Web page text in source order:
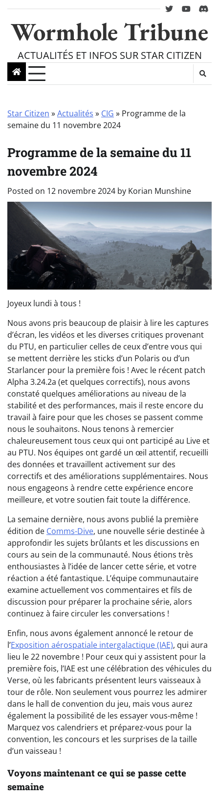
content
twitteryoutube
Wormhole Tribune
ACTUALITÉS ET INFOS SUR STAR CITIZEN
Star Citizen »Actualités » CIG » Programme de la
semaine du 11 novembre 2024
Programme de la semaine du 11
novembre 2024
Posted on 12 novembre 2024 by Korian Munshine
Joyeux lundi à tous !
Nous avons pris beaucoup de plaisir à lire les captures
d’écran, les vidéos et les diverses critiques provenant
du PTU, en particulier celles de ceux d’entre vous qui
se mettent derrière les sticks d’un Polaris ou d’un
Starlancer pour la première fois ! Avec le récent patch
Alpha 3.24.2a (et quelques correctifs), nous avons
constaté quelques améliorations au niveau de la
stabilité et des performances, mais il reste encore du
travail à faire pour que les choses se passent comme
nous le souhaitons. Nous tenons à remercier
chaleureusement tous ceux qui ont participé au Live et
au PTU. Nos équipes ont gardé un œil attentif, recueilli
des données et travaillent activement sur des
correctifs et des améliorations supplémentaires. Nous
nous engageons à rendre cette expérience encore
meilleure, et votre soutien fait toute la différence.
La semaine dernière, nous avons publié la première
édition de Comms-Dive, une nouvelle série destinée à
approfondir les sujets brûlants et les discussions en
cours au sein de la communauté. Nous étions très
enthousiastes à l’idée de lancer cette série, et votre
réaction a été fantastique. L’équipe communautaire
examine actuellement vos commentaires et fils de
discussion pour préparer la prochaine série, alors
continuez à faire circuler les conversations !
Enfin, nous avons également annoncé le retour de
l’Exposition aérospatiale intergalactique (IAE), qui aura
lieu le 22 novembre ! Pour ceux qui y assistent pour la
première fois, l’IAE est une célébration des véhicules du
Verse, où les fabricants présentent leurs vaisseaux à
tour de rôle. Non seulement vous pourrez les admirer
dans le hall de convention du jeu, mais vous aurez
également la possibilité de les essayer vous-même !
Marquez vos calendriers et préparez-vous pour la
convention, les concours et les surprises de la taille
d’un vaisseau !
Voyons maintenant ce qui se passe cette
semaine